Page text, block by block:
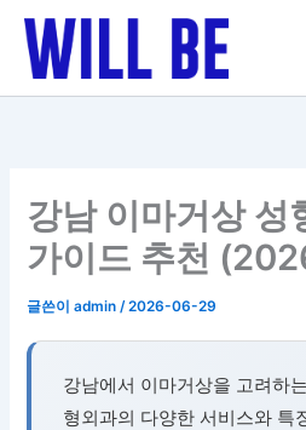
로
강남 이마거상 성
가이드 추천
글쓴이admin/2026-06-29
강남에서 이마거상을 고려하
형외과의 다양한 서비스와 특